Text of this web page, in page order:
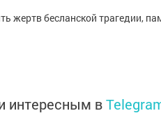
жертв бесланской трагедии,
интересным в